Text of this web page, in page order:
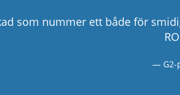
som nummer ett både för